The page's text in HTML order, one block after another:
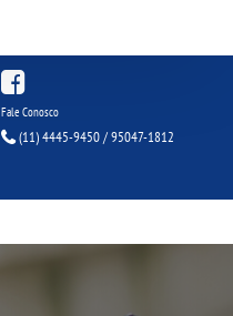
Fale Conosco
(11) 4445-9450 / 95047-1812